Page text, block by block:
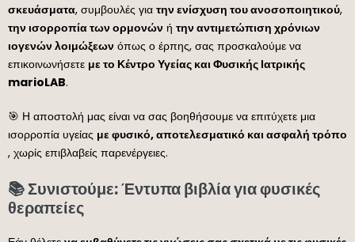
σκευάσματα, συμβουλές για την ενίσχυση του ανοσοποιητικού,
την ισορροπία των ορμονών ή την αντιμετώπιση χρόνιων
ιογενών λοιμώξεων όπως ο έρπης, σας προσκαλούμε να
επικοινωνήσετε με το Κέντρο Υγείας και Φυσικής Ιατρικής
marioLAB.
🎯 Η αποστολή μας είναι να σας βοηθήσουμε να επιτύχετε μια
ισορροπία υγείας με φυσικό, αποτελεσματικό και ασφαλή τρόπο
, χωρίς επιβλαβείς παρενέργειες.
📚 Συνιστούμε: Έντυπα βιβλία για φυσικές
θεραπείες